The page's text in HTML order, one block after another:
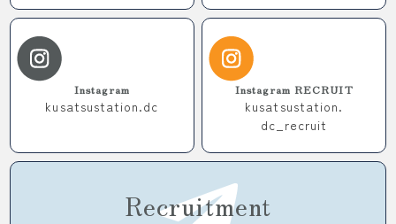
Instagram
kusatsustation.dc
Instagram RECRUIT
kusatsustation.
dc_recruit
Recruitment